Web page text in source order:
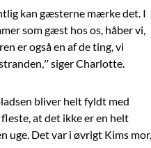
kan gæsterne mærke det. I
som gæst hos os, håber vi,
er også en af de ting, vi
siger Charlotte.
bliver helt fyldt med
at det ikke er en helt
uge. Det var i øvrigt Kims mor,